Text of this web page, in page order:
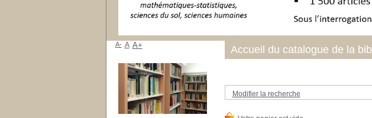
Modifier la recherche
Accueil du catalogue de la
A- A A+